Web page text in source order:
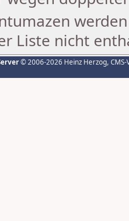
Liste nicht
© 2006-2026 Heinz Herzog,